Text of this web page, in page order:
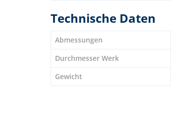
Technische Daten
Abmessungen
Durchmesser Werk
Gewicht